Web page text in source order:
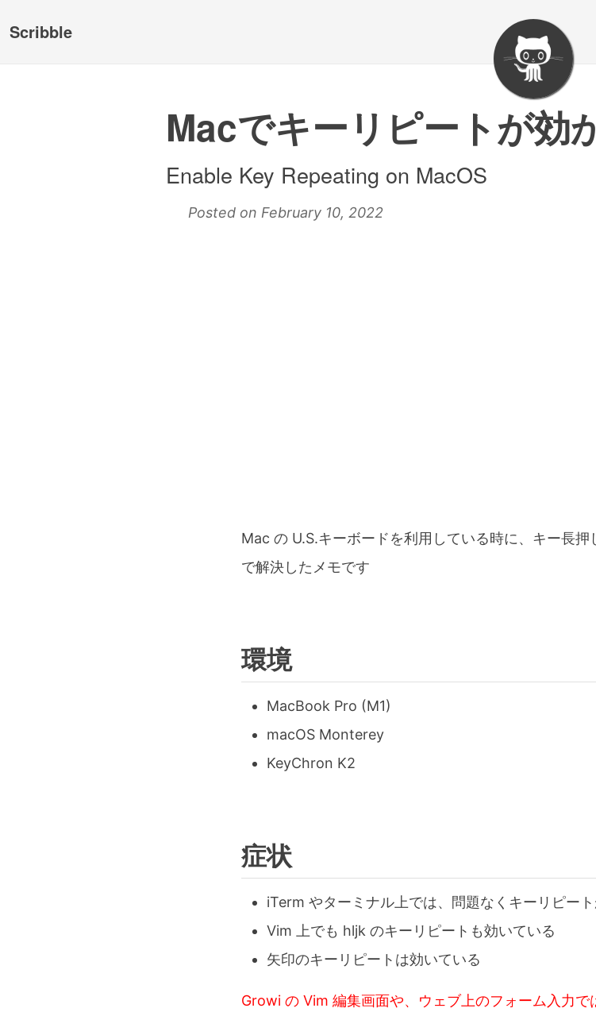
Scribble
Macでキーリピートが効
Enable Key Repeating on MacOS
Posted on February 10, 2022
Mac の U.S.キーボードを利用している時に、キー長
で解決したメモです
環境
MacBook Pro (M1)
macOS Monterey
KeyChron K2
症状
iTerm やターミナル上では、問題なくキーリピー
Vim 上でも hljk のキーリピートも効いている
矢印のキーリピートは効いている
Growi の Vim 編集画面や、ウェブ上のフォーム入力